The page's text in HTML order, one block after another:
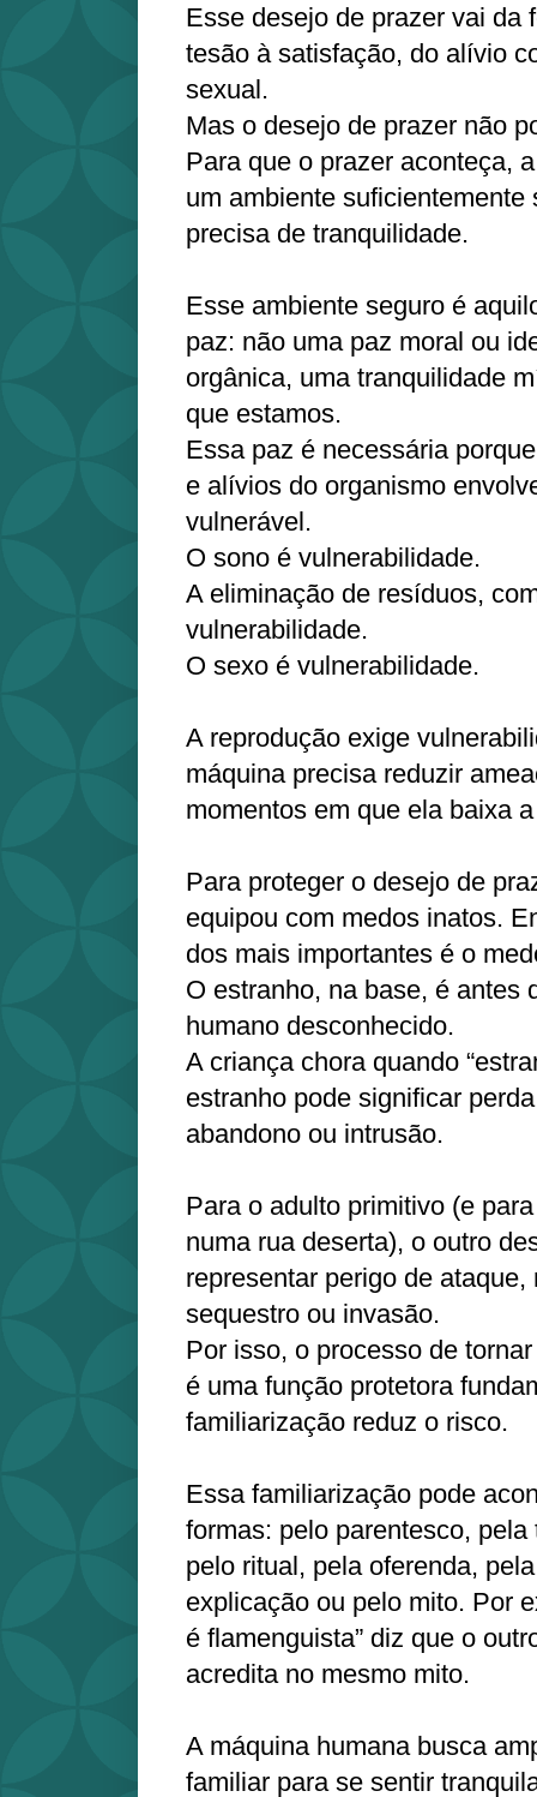
Esse desejo de prazer vai da
tesão à satisfação, do alívio
sexual.
Mas o desejo de prazer não
Para que o prazer aconteça,
um ambiente suficientemente
precisa de tranquilidade.
Esse ambiente seguro é
paz: não uma paz moral ou
orgânica, uma tranquilidade
que estamos.
Essa paz é necessária
e alívios do organismo
vulnerável.
O sono é vulnerabilidade.
A eliminação de resíduos,
vulnerabilidade.
O sexo é vulnerabilidade.
A reprodução exige
máquina precisa reduzir
momentos em que ela baixa
Para proteger o desejo de
equipou com medos inatos.
dos mais importantes é o
O estranho, na base, é antes
humano desconhecido.
A criança chora quando
estranho pode significar
abandono ou intrusão.
Para o adulto primitivo (e
numa rua deserta), o outro
representar perigo de ataque,
sequestro ou invasão.
Por isso, o processo de
é uma função protetora
familiarização reduz o risco.
Essa familiarização pode
formas: pelo parentesco,
pelo ritual, pela oferenda,
explicação ou pelo mito. Por
é flamenguista” diz que o
acredita no mesmo mito.
A máquina humana busca
familiar para se sentir